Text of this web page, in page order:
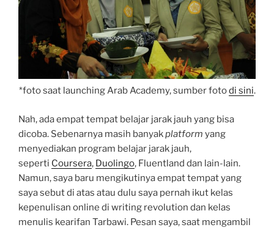
*foto saat launching Arab Academy, sumber fotodi sini.
Nah, ada empat tempat belajar jarak jauh yang bisa
dicoba. Sebenarnya masih banyakplatform yang
menyediakan program belajar jarak jauh,
seperti Coursera, Duolingo, Fluentland dan lain-lain.
Namun, saya baru mengikutinya empat tempat yang
saya sebut di atas atau dulu saya pernah ikut kelas
kepenulisan online di writing revolution dan kelas
menulis kearifan Tarbawi. Pesan saya, saat mengambil